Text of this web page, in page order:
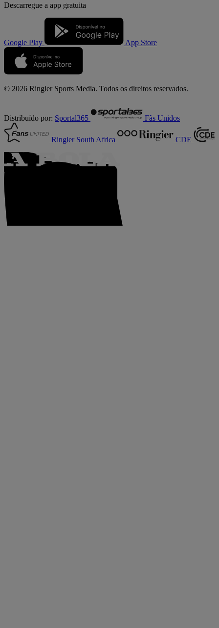
Descarregue a app gratuita
Google Play App Store
© 2026 Ringier Sports Media. Todos os direitos reservados.
Distribuído por: Sportal365 Fãs Unidos
Ringier South Africa CDE